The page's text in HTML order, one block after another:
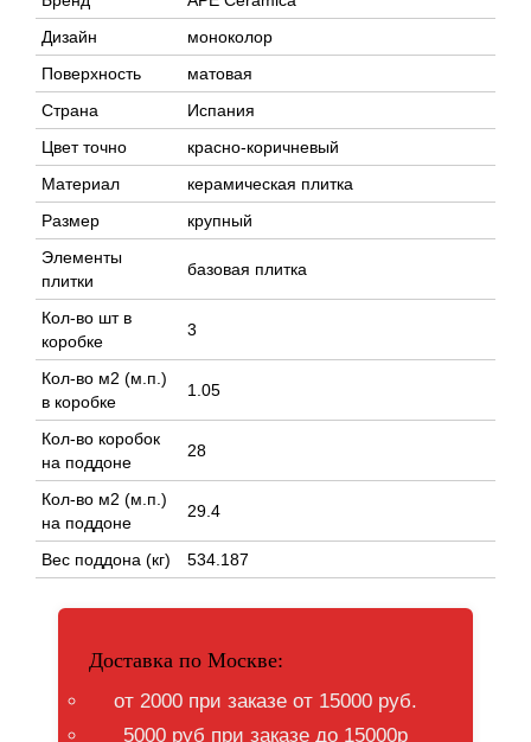
Дизайн
моноколор
Поверхность
матовая
Страна
Испания
Цвет точно
красно-коричневый
Материал
керамическая плитка
Размер
крупный
Элементы
плитки
базовая плитка
Кол-во шт в
коробке
3
Кол-во м2 (м.п.)
в коробке
1.05
Кол-во коробок
на поддоне
28
Кол-во м2 (м.п.)
на поддоне
29.4
Вес поддона (кг) 534.187
Доставка по Москве:
от 2000 при заказе от 15000 руб.
5000 руб при заказе до 15000р